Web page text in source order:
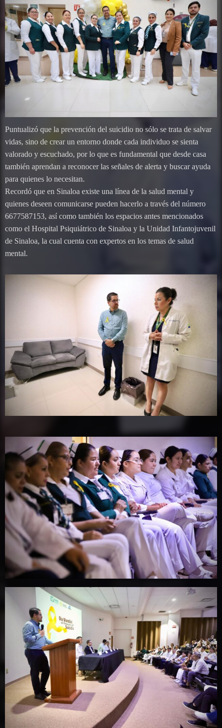
Puntualizó que la prevención del suicidio no sólo se trata de salvar
vidas, sino de crear un entorno donde cada individuo se sienta
valorado y escuchado, por lo que es fundamental que desde casa
también aprendan a reconocer las señales de alerta y buscar ayuda
para quienes lo necesitan.
Recordó que en Sinaloa existe una línea de la salud mental y
quienes deseen comunicarse pueden hacerlo a través del número
6677587153, así como también los espacios antes mencionados
como el Hospital Psiquiátrico de Sinaloa y la Unidad Infantojuvenil
de Sinaloa, la cual cuenta con expertos en los temas de salud
mental.